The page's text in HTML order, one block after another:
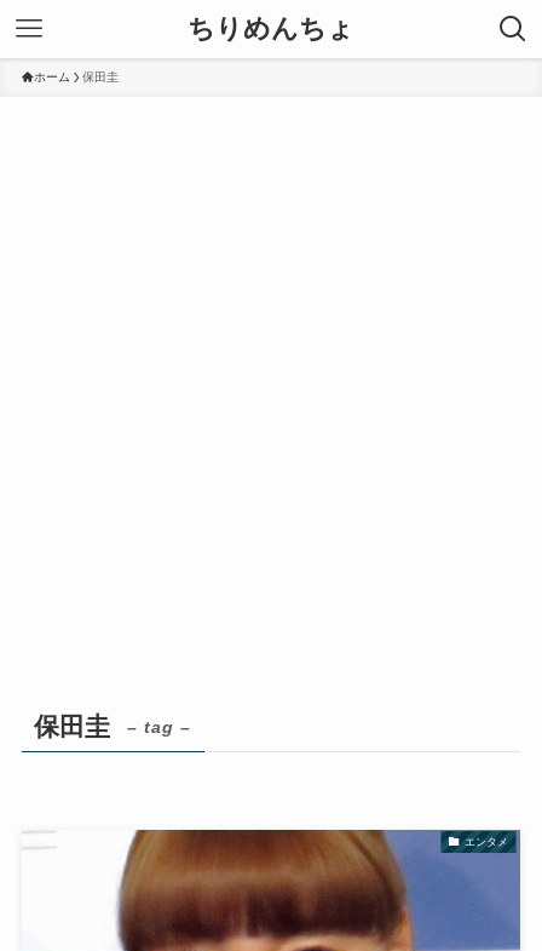
ちりめんちょ
ホーム 保田圭
保田圭 – tag –
エンタメ